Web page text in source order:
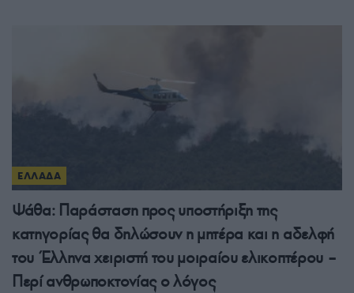
ΕΛΛΑΔΑ
Ψάθα: Παράσταση προς υποστήριξη της
κατηγορίας θα δηλώσουν η μητέρα και η αδελφή
του Έλληνα χειριστή του μοιραίου ελικοπτέρου –
Περί ανθρωποκτονίας ο λόγος